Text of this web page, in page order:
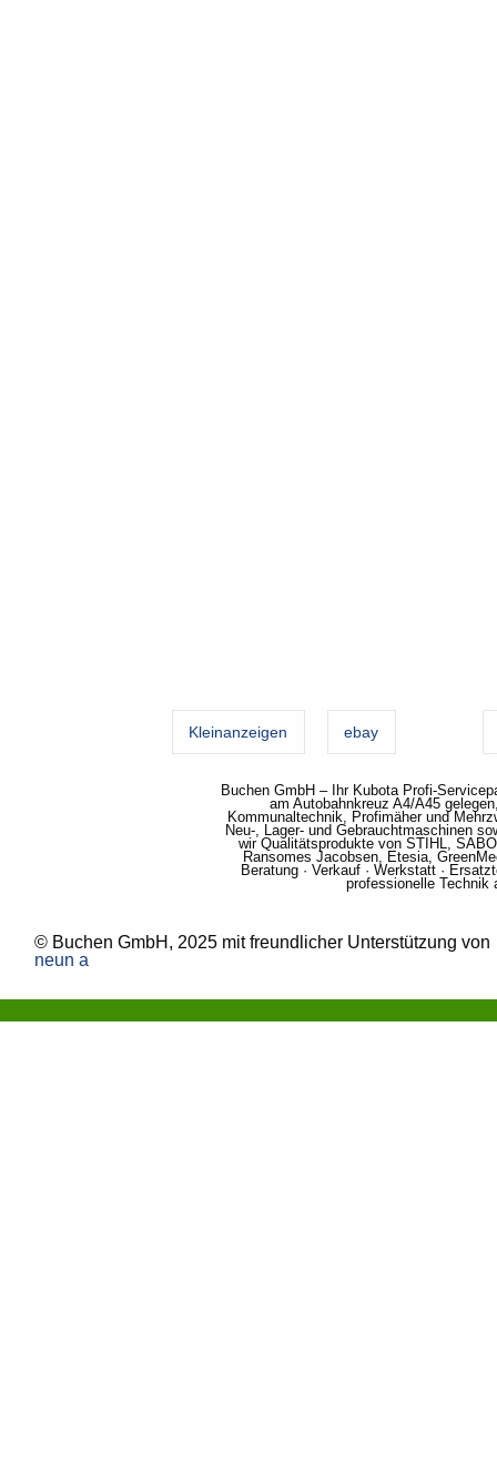
Kleinanzeigen ebay
Buchen GmbH – Ihr Kubota Profi-
am Autobahnkreuz A4/A45
Kommunaltechnik, Profimäher und
Neu-, Lager- und Gebrauchtmaschinen
wir Qualitätsprodukte von STIHL,
Ransomes Jacobsen, Etesia,
Beratung · Verkauf · Werkstatt ·
professionelle Technik
© Buchen GmbH, 2025 mit freundlicher Unterstützung von
neun a